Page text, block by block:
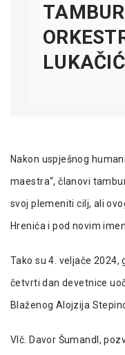
Nakon uspješnog
maestra“, članovi
svoj plemeniti cilj, ali
Hrenića i pod novim
Tako su 4. veljače
četvrti dan devetnice
Blaženog Alojzija
Vlč. Davor Šumandl,